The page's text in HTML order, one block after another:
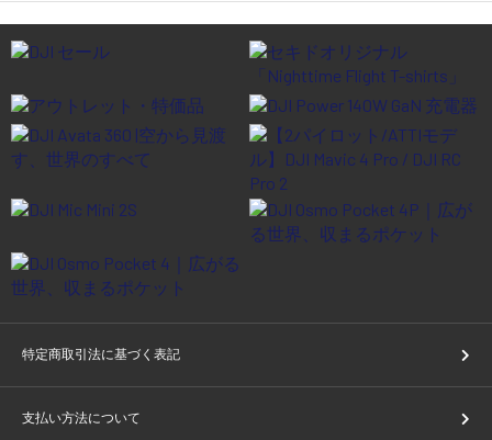
特定商取引法に基づく表記
支払い方法について